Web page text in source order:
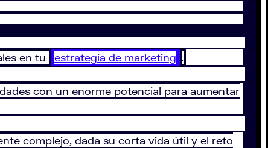
en tu estrategia de marketing .
con un enorme potencial para aumentar
complejo, dada su corta vida útil y el reto